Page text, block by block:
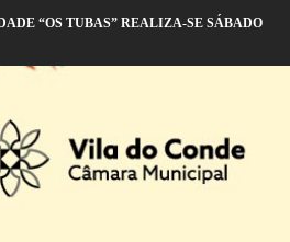
“OS TUBAS” REALIZA-SE SÁBADO